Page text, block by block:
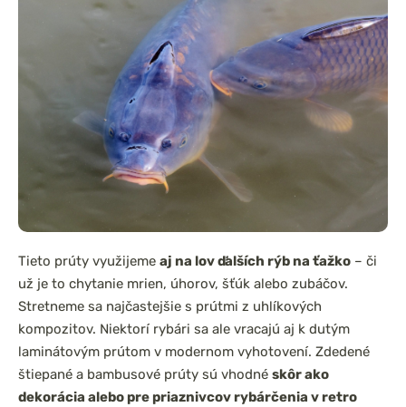
Tieto prúty využijeme aj na lov ďalších rýb na ťažko – či
už je to chytanie mrien, úhorov, šťúk alebo zubáčov.
Stretneme sa najčastejšie s prútmi z uhlíkových
kompozitov. Niektorí rybári sa ale vracajú aj k dutým
laminátovým prútom v modernom vyhotovení. Zdedené
štiepané a bambusové prúty sú vhodné skôr ako
dekorácia alebo pre priaznivcov rybárčenia v retro